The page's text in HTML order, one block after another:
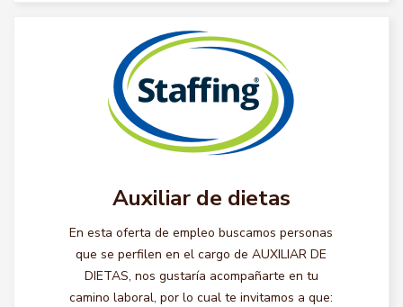
Auxiliar de dietas
En esta oferta de empleo buscamos personas
que se perfilen en el cargo de AUXILIAR DE
DIETAS, nos gustaría acompañarte en tu
camino laboral, por lo cual te invitamos a que: